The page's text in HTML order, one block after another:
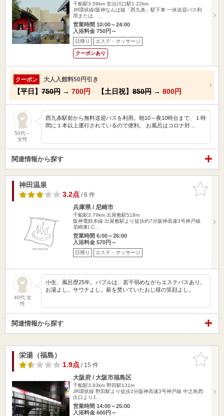
千船駅3.59km 安治川口駅1.22km
JR環状線/阪神なんば線「西九条」駅下車 一休送迎バス利
用または、…
営業時間 10:00～24:00
入浴料金 750円～
日帰り エステ・マッサージ
クーポンあり
クーポン 大人入館料50円引き
【平日】 750円 → 700円 【土日祝】 850円 → 800円
50代～
女性
西九条駅前から無料送迎バスを利用。朝10～夜10時台まで、１時
間に１本以上運行されているので便利。 お風呂はコロナ対…
関連情報から探す
お気に入
りに追加
神田温泉
3.2点/ 6 件
兵庫県 / 尼崎市
千船駅3.79km 出屋敷駅518m
阪神電鉄本線 出屋敷駅より徒歩約7分阪神高速3号神戸線
尼崎東I.C…
営業時間 6:00～26:00
入浴料金 570円～
日帰り エステ・マッサージ
40代 女
性
小生、風呂歴25年。バブルは、若干弱めながらエステバスあり。
お湯よし。サウナよし。薪を焚いていたおじ様の笑顔よし。
関連情報から探す
お気に入
りに追加
栄湯（福島）
1.9点/ 15 件
大阪府 / 大阪市福島区
千船駅3.83km 野田駅131m
JR環状線 野田駅より徒歩2分阪神高速3号神戸線 中之島西
出口よりJ…
営業時間 14:00～25:00
入浴料金 600円～